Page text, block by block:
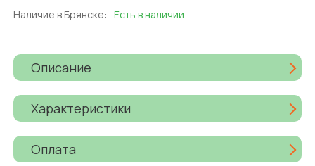
Наличие в Брянске: Есть в наличии
Описание
Характеристики
Оплата